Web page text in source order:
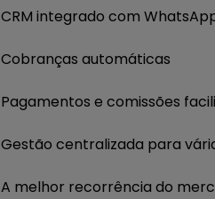
CRM integrado com
Cobranças automáticas
Pagamentos e comissões
Gestão centralizada para
A melhor recorrência do